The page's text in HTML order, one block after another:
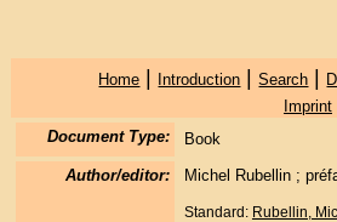
Home | Introduction |Search |
Imprint
Document Type:
Book
Author/editor:
Michel Rubellin ;
Standard: Rubellin,